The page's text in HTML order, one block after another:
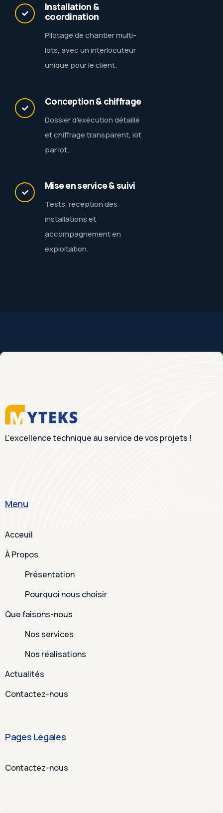
Installation &
coordination
Pilotage de chantier multi-
lots, avec un interlocuteur
unique pour le client.
Conception & chiffrage
Dossier d'exécution détaillé
et chiffrage transparent, lot
par lot.
Mise en service & suivi
Tests, réception des
installations et
accompagnement en
exploitation.
L'excellence technique au service de vos projets !
Menu
Acceuil
À Propos
Présentation
Pourquoi nous choisir
Que faisons-nous
Nos services
Nos réalisations
Actualités
Contactez-nous
Pages Légales
Contactez-nous